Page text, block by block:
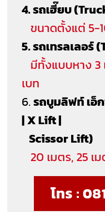
4. รถเฮี๊ยบ
ขนาดตั้งแต่ 5-
5. รถเทรลเลอร์
มีทั้งแบบหาง 3
เบท
6.รถบูมลิฟท์ เอ็
| X Lift |
Scissor Lift)
20 เมตร, 25 เ
โทร :